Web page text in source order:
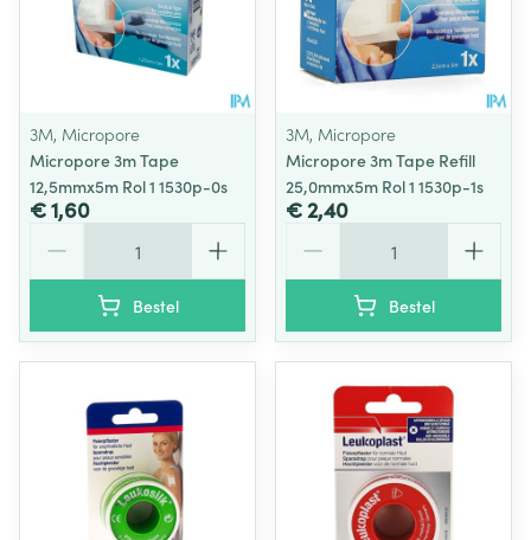
3M, Micropore
Micropore 3m Tape
12,5mmx5m Rol 1 1530p-0s
€ 1,60
Bestel
3M, Micropore
Micropore 3m Tape Refill
25,0mmx5m Rol 1 1530p-1s
€ 2,40
Bestel